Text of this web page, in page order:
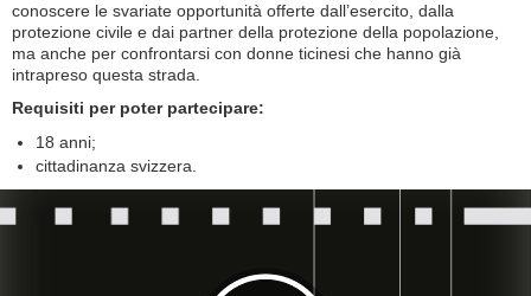
conoscere le svariate opportunità offerte dall’esercito, dalla
protezione civile e dai partner della protezione della popolazione,
ma anche per confrontarsi con donne ticinesi che hanno già
intrapreso questa strada.
Requisiti per poter partecipare:
18 anni;
cittadinanza svizzera.